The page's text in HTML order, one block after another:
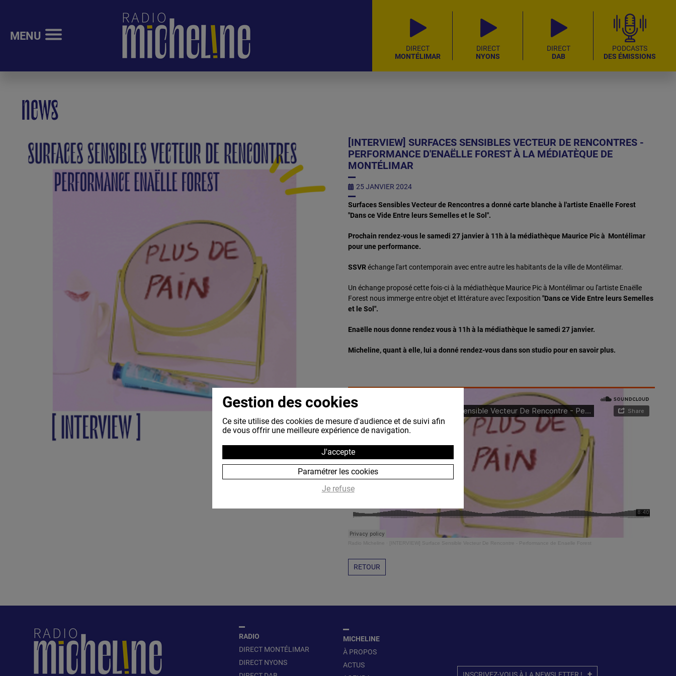
MENU
DIRECT
MONTÉLIMAR
DIRECT
NYONS
DIRECT
DAB
PODCASTS
DES ÉMISSIONS
news
[INTERVIEW] SURFACES SENSIBLES VECTEUR DE RENCONTRES -
PERFORMANCE D'ENAËLLE FOREST À LA MÉDIATÈQUE DE
MONTÉLIMAR
25 JANVIER 2024
Surfaces Sensibles Vecteur de Rencontres a donné carte blanche à l'artiste Enaëlle Forest
"Dans ce Vide Entre leurs Semelles et le Sol".
Prochain rendez-vous le samedi 27 janvier à 11h à la médiathèque Maurice Pic à Montélimar
pour une performance.
SSVRéchange l'art contemporain avec entre autre les habitants de la ville de Montélimar.
Un échange proposé cette fois-ci à la médiathèque Maurice Pic à Montélimar ou l'artiste Enaëlle
Forest nous immerge entre objet et littérature avec l'exposition "Dans ce Vide Entre leurs Semelles
et le Sol".
Enaëlle nous donne rendez vous à 11h à la médiathèque le samedi 27 janvier.
Micheline, quant à elle, lui a donné rendez-vous dans son studio pour en savoir plus.
Radio Micheline [INTERVIEW] Surface Sensible Vecteur De Rencontre - Performance de Enaelle Forest
RETOUR
RADIO
DIRECT MONTÉLIMAR
DIRECT NYONS
MICHELINE
À PROPOS
ACTUS
INSCRIVEZ-VOUS À LA NEWSLETTER !
Gestion des cookies
Ce site utilise des cookies de mesure d'audience et de suivi afin
de vous offrir une meilleure expérience de navigation.
J'accepte
Paramétrer les cookies
Je refuse